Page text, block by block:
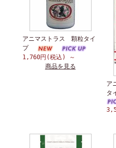
アニマストラス 顆粒タイ
プ
1,760円(税込)
～
商品を見る
ア
タ